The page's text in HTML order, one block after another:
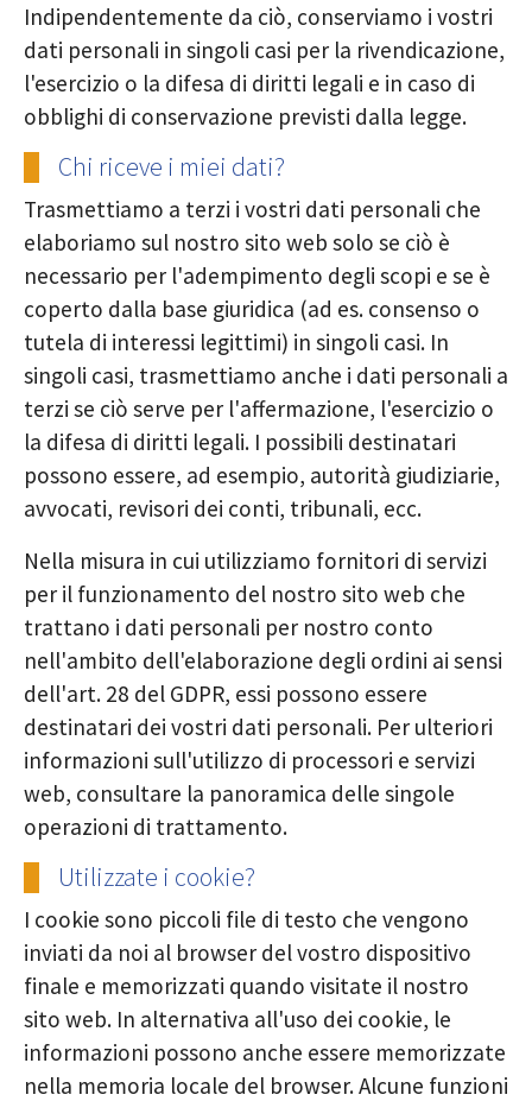
Indipendentemente da ciò, conserviamo i vostri
dati personali in singoli casi per la rivendicazione,
l'esercizio o la difesa di diritti legali e in caso di
obblighi di conservazione previsti dalla legge.
Chi riceve i miei dati?
Trasmettiamo a terzi i vostri dati personali che
elaboriamo sul nostro sito web solo se ciò è
necessario per l'adempimento degli scopi e se è
coperto dalla base giuridica (ad es. consenso o
tutela di interessi legittimi) in singoli casi. In
singoli casi, trasmettiamo anche i dati personali a
terzi se ciò serve per l'affermazione, l'esercizio o
la difesa di diritti legali. I possibili destinatari
possono essere, ad esempio, autorità giudiziarie,
avvocati, revisori dei conti, tribunali, ecc.
Nella misura in cui utilizziamo fornitori di servizi
per il funzionamento del nostro sito web che
trattano i dati personali per nostro conto
nell'ambito dell'elaborazione degli ordini ai sensi
dell'art. 28 del GDPR, essi possono essere
destinatari dei vostri dati personali. Per ulteriori
informazioni sull'utilizzo di processori e servizi
web, consultare la panoramica delle singole
operazioni di trattamento.
Utilizzate i cookie?
I cookie sono piccoli file di testo che vengono
inviati da noi al browser del vostro dispositivo
finale e memorizzati quando visitate il nostro
sito web. In alternativa all'uso dei cookie, le
informazioni possono anche essere memorizzate
nella memoria locale del browser. Alcune funzioni